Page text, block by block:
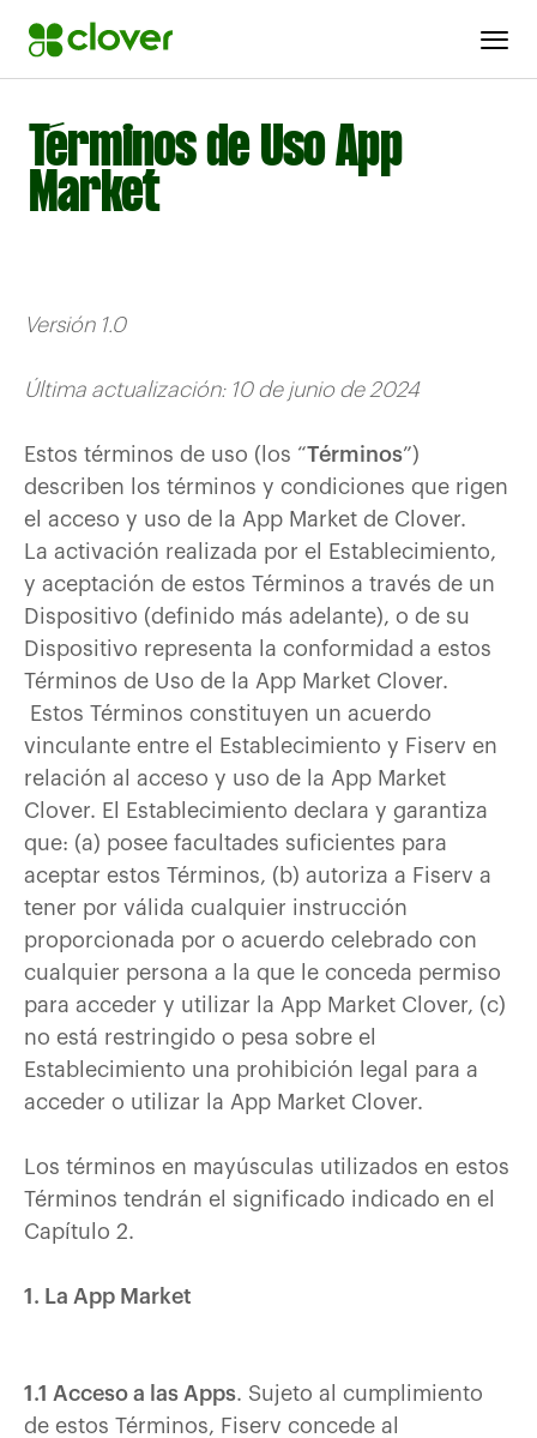
Términos de Uso App
Market
Versión 1.0
Última actualización: 10 de junio de 2024
Estos términos de uso (los “Términos”)
describen los términos y condiciones que rigen
el acceso y uso de la App Market de Clover.
La activación realizada por el Establecimiento,
y aceptación de estos Términos a través de un
Dispositivo (definido más adelante), o de su
Dispositivo representa la conformidad a estos
Términos de Uso de la App Market Clover.
Estos Términos constituyen un acuerdo
vinculante entre el Establecimiento y Fiserv en
relación al acceso y uso de la App Market
Clover. El Establecimiento declara y garantiza
que: (a) posee facultades suficientes para
aceptar estos Términos, (b) autoriza a Fiserv a
tener por válida cualquier instrucción
proporcionada por o acuerdo celebrado con
cualquier persona a la que le conceda permiso
para acceder y utilizar la App Market Clover, (c)
no está restringido o pesa sobre el
Establecimiento una prohibición legal para a
acceder o utilizar la App Market Clover.
Los términos en mayúsculas utilizados en estos
Términos tendrán el significado indicado en el
Capítulo 2.
1. La App Market
1.1 Acceso a las Apps. Sujeto al cumplimiento
de estos Términos, Fiserv concede al